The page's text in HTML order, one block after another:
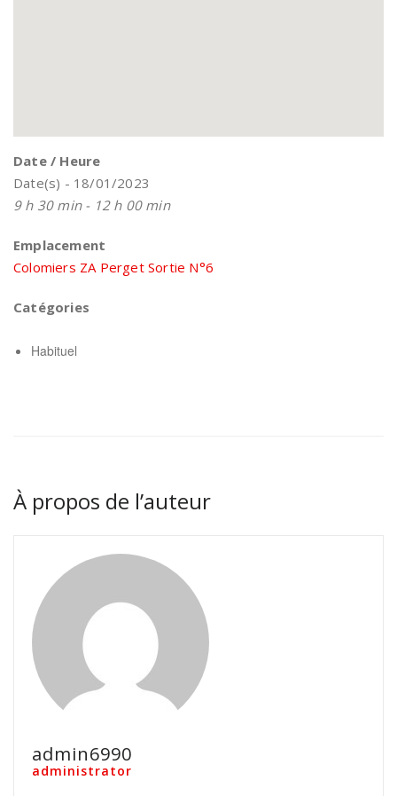
Date / Heure
Date(s) - 18/01/2023
9 h 30 min - 12 h 00 min
Emplacement
Colomiers ZA Perget Sortie N°6
Catégories
Habituel
À propos de l’auteur
admin6990
administrator